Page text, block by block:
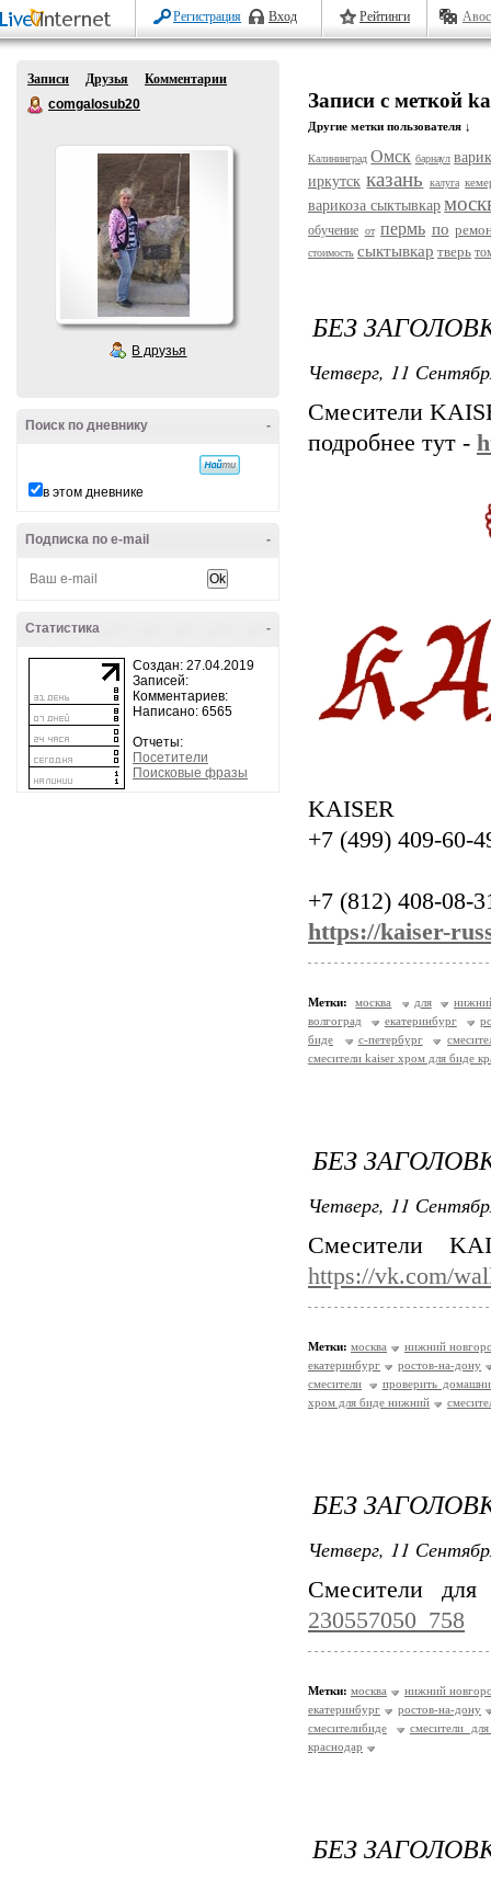
Регистрация Вход Рейтинги
Записи Друзья
Комментарии
comgalosub20
В друзья
-
Поиск по дневнику
в этом дневнике
-
Подписка по e-mail
-
Статистика
Создан: 27.04.2019
Записей:
Комментариев:
Написано: 6565
Отчеты:
Посетители
Поисковые фразы
Записи с меткой
Другие метки пользователя ↓
Калининград Омск барнаул
иркутск казань калуга
варикоза сыктывкар
обучение от пермь по
стоимость сыктывкар тверь
БЕЗ
Четверг, 11
Смесители
подробнее тут -
KAISER
+7 (499) 409-60-
+7 (812) 408-08-
https://kaiser-
Метки: москва для
волгоград
екатеринбург
биде
с-петербург
смесители kaiser хром для биде
БЕЗ
Четверг, 11
Смесители
https://vk.com/
Метки: москва
нижний
екатеринбург
ростов-на-дону
смесители
проверить
хром для биде нижний
БЕЗ
Четверг, 11
Смесители
230557050_758
Метки: москва
нижний
екатеринбург
ростов-на-дону
смесителибиде
смесители
краснодар
БЕЗ